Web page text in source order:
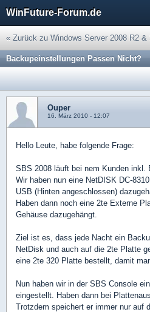
WinFuture-Forum.de
« Zurück zu Windows Server 2008 R2 &
Backupeinstellungen Passen Nicht?
Ouper
16. März 2010 - 12:07
Hello Leute, habe folgende Frage:
SBS 2008 läuft bei nem Kunden inkl.
Wir haben nun eine NetDISK DC-
USB (Hinten angeschlossen)
Haben dann noch eine 2te Externe
Gehäuse dazugehängt.
Ziel ist es, dass jede Nacht ein
NetDisk und auch auf die 2te Platte
eine 2te 320 Platte bestellt, damit
Nun haben wir in der SBS Console
eingestellt. Haben dann bei
Trotzdem speichert er immer nur auf